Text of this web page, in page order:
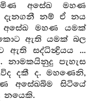
අසේඛ මහණ
දැනගනී නම් ඒ නය
මහණ යමක්
ඇති යමක් බල
සද්ධින්‍ද්‍රියය ...
පැහැස
දකී ද. මහණෙනි,
අසේඛබිම සිටියේ
නයෙකි.